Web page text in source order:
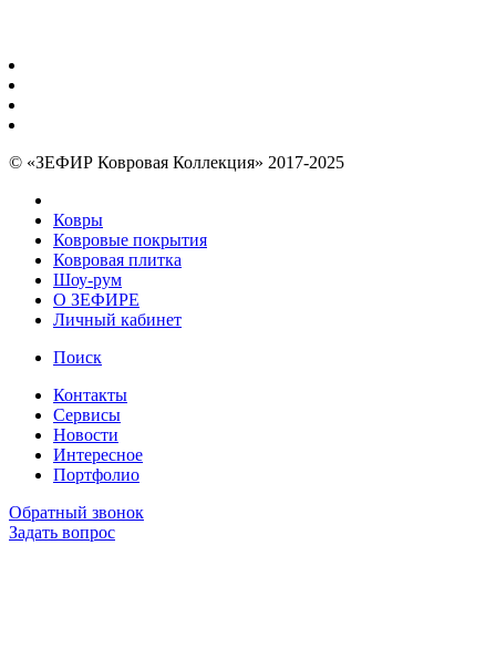
© «ЗЕФИР Ковровая Коллекция» 2017-2025
Ковры
Ковровые покрытия
Ковровая плитка
Шоу-рум
О ЗЕФИРЕ
Личный кабинет
Поиск
Контакты
Сервисы
Новости
Интересное
Портфолио
Обратный звонок
Задать вопрос